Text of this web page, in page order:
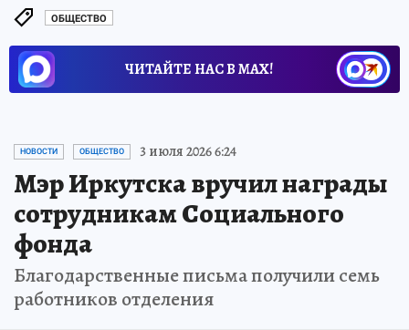
ОБЩЕСТВО
ЧИТАЙТЕ НАС В МАХ!
НОВОСТИ ОБЩЕСТВО 3 июля 2026 6:24
Мэр Иркутска вручил награды
сотрудникам Социального
фонда
Благодарственные письма получили семь
работников отделения